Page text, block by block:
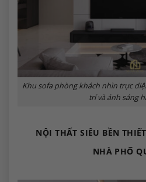
Khu sofa phòng khách nhìn trực
trí và ánh sáng
NỘI THẤT SIÊU BỀN
NHÀ PHỐ